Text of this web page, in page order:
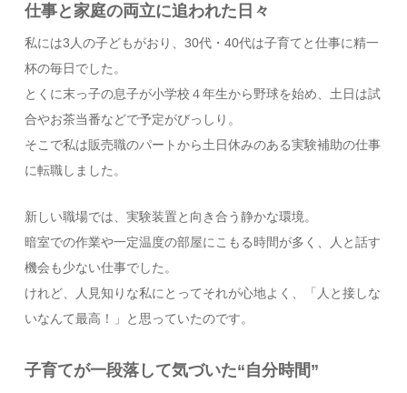
仕事と家庭の両立に追われた日々
私には3人の子どもがおり、30代・40代は子育てと仕事に精一
杯の毎日でした。
とくに末っ子の息子が小学校４年生から野球を始め、土日は試
合やお茶当番などで予定がびっしり。
そこで私は販売職のパートから土日休みのある実験補助の仕事
に転職しました。
新しい職場では、実験装置と向き合う静かな環境。
暗室での作業や一定温度の部屋にこもる時間が多く、人と話す
機会も少ない仕事でした。
けれど、人見知りな私にとってそれが心地よく、「人と接しな
いなんて最高！」と思っていたのです。
子育てが一段落して気づいた“自分時間”